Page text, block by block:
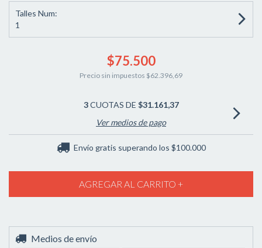
Talles Num:
1
$75.500
Precio sin impuestos $62.396,69
3CUOTAS DE $31.161,37
Ver medios de pago
Envío gratis superando los $100.000
Entregas para el CP:
Medios de envío